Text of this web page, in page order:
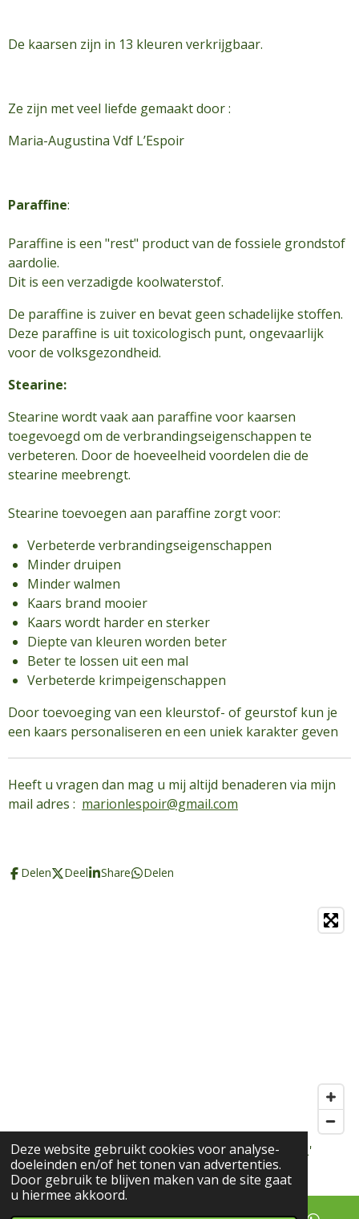
Deze website gebruikt cookies voor analyse-
doeleinden en/of het tonen van advertenties.
Door gebruik te blijven maken van de site gaat
u hiermee akkoord.
De kaarsen zijn in 13 kleuren verkrijgbaar.
Ze zijn met veel liefde gemaakt door :
Maria-Augustina Vdf L’Espoir
Paraffine:
Paraffine is een "rest" product van de fossiele grondstof
aardolie.
Dit is een verzadigde koolwaterstof.
De paraffine is zuiver en bevat geen schadelijke stoffen.
Deze paraffine is uit toxicologisch punt, ongevaarlijk
voor de volksgezondheid.
Stearine:
Stearine wordt vaak aan paraffine voor kaarsen
toegevoegd om de verbrandingseigenschappen te
verbeteren. Door de hoeveelheid voordelen die de
stearine meebrengt.
Stearine toevoegen aan paraffine zorgt voor:
Verbeterde verbrandingseigenschappen
Minder druipen
Minder walmen
Kaars brand mooier
Kaars wordt harder en sterker
Diepte van kleuren worden beter
Beter te lossen uit een mal
Verbeterde krimpeigenschappen
Door toevoeging van een kleurstof- of geurstof kun je
een kaars personaliseren en een uniek karakter geven
Heeft u vragen dan mag u mij altijd benaderen via mijn
mail adres : marionlespoir@gmail.com
Delen Deel Share Delen
© 2018 - 2022 Spirituele cadeaushop Marion Vdf L'
Espoir